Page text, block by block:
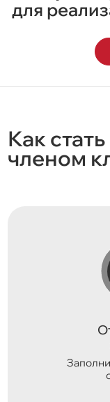
для
Как стать
членом